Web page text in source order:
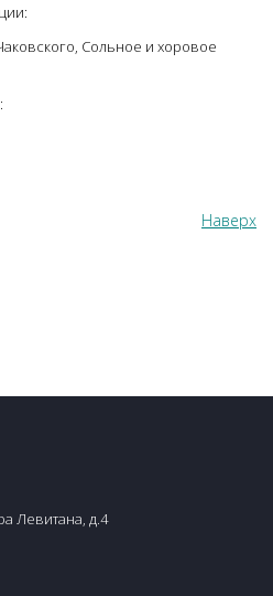
Сольное и хоровое
Наверх
Левитана, д.4